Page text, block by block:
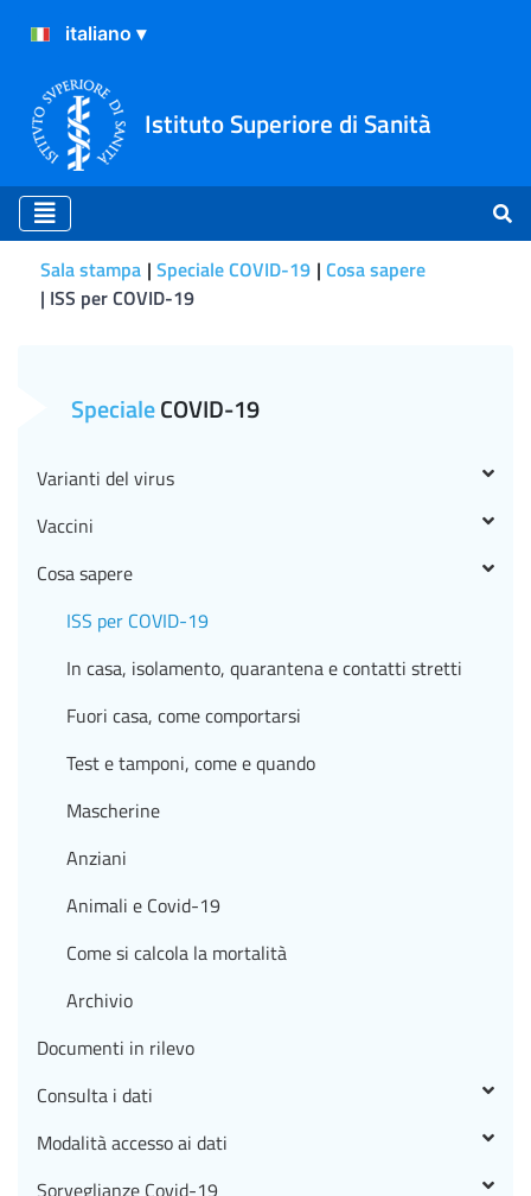
Istituto Superiore di Sanità
Sala stampa Speciale COVID-19 Cosa sapere
ISS per COVID-19
SpecialeCOVID-19
Varianti del virus
Vaccini
Cosa sapere
ISS per COVID-19
In casa, isolamento, quarantena e contatti stretti
Fuori casa, come comportarsi
Test e tamponi, come e quando
Mascherine
Anziani
Animali e Covid-19
Come si calcola la mortalità
Archivio
Documenti in rilevo
Consulta i dati
Modalità accesso ai dati
Sorveglianze Covid-19